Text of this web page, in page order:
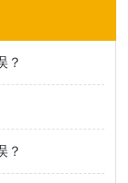
？
？